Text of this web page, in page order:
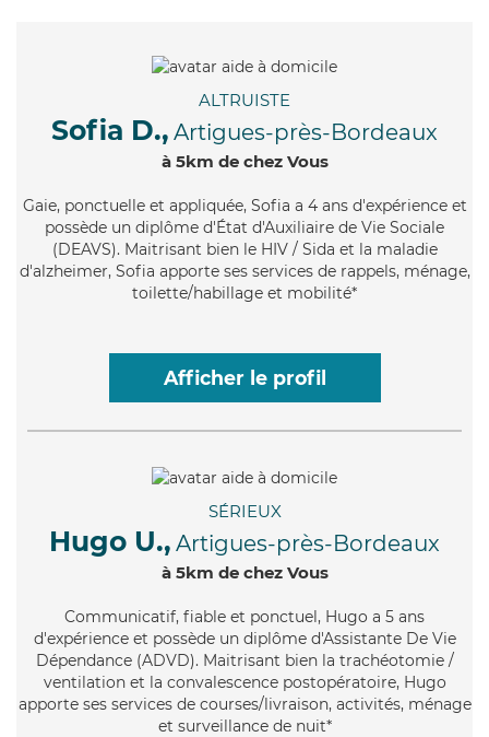
ALTRUISTE
Sofia D., Artigues-près-Bordeaux
à 5km de chez Vous
Gaie, ponctuelle et appliquée, Sofia a 4 ans d'expérience et
possède un diplôme d'État d'Auxiliaire de Vie Sociale
(DEAVS). Maitrisant bien le HIV / Sida et la maladie
d'alzheimer, Sofia apporte ses services de rappels, ménage,
toilette/habillage et mobilité*
Afficher le profil
SÉRIEUX
Hugo U., Artigues-près-Bordeaux
à 5km de chez Vous
Communicatif, fiable et ponctuel, Hugo a 5 ans
d'expérience et possède un diplôme d'Assistante De Vie
Dépendance (ADVD). Maitrisant bien la trachéotomie /
ventilation et la convalescence postopératoire, Hugo
apporte ses services de courses/livraison, activités, ménage
et surveillance de nuit*